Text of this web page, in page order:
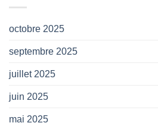
octobre 2025
septembre 2025
juillet 2025
juin 2025
mai 2025